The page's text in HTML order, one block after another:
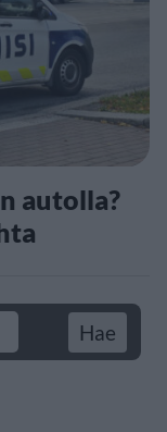
autolla?